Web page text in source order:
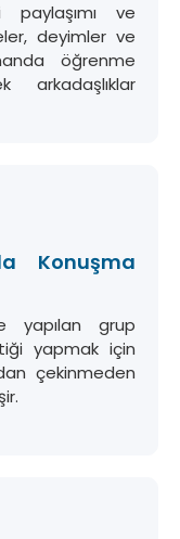
ve
deyimler ve
öğrenme
arkadaşlıklar
Konuşma
yapılan grup
yapmak için
çekinmeden